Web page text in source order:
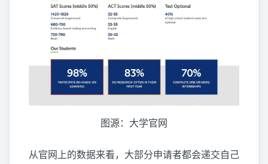
图源：大学官网
从官网上的数据来看，大部分申请者都会递交自己